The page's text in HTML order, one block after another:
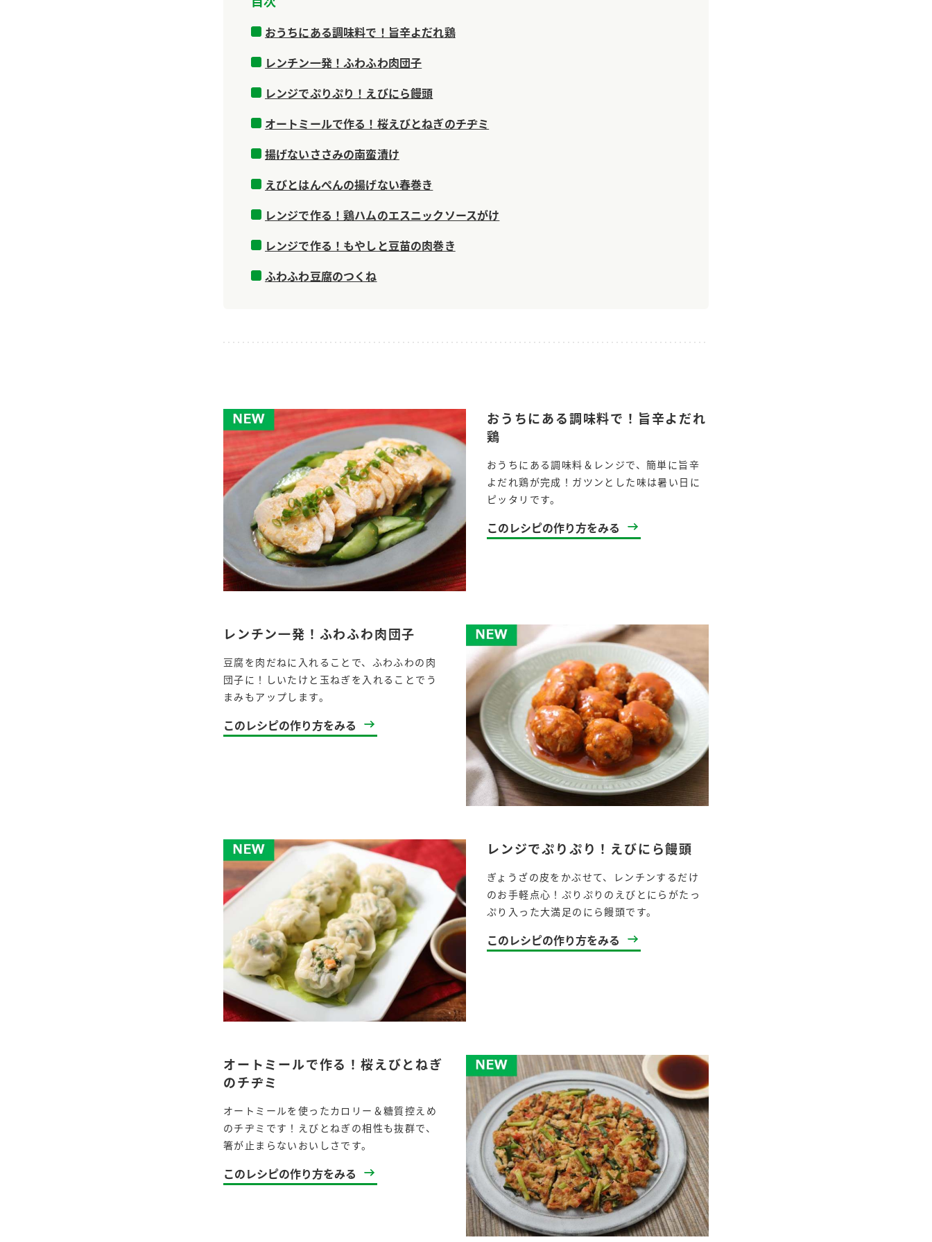
おうちにある調味料で！旨辛よだれ鶏
レンチン一発！ふわふわ肉団子
レンジでぷりぷり！えびにら饅頭
オートミールで作る！桜えびとねぎのチヂミ
揚げないささみの南蛮漬け
えびとはんぺんの揚げない春巻き
レンジで作る！鶏ハムのエスニックソースがけ
レンジで作る！もやしと豆苗の肉巻き
ふわふわ豆腐のつくね
おうちにある調味料で！旨辛よだれ
鶏
おうちにある調味料＆レンジで、簡単に旨辛
よだれ鶏が完成！ガツンとした味は暑い日に
ピッタリです。
このレシピの作り方をみる
レンチン一発！ふわふわ肉団子
豆腐を肉だねに入れることで、ふわふわの肉
団子に！しいたけと玉ねぎを入れることでう
まみもアップします。
このレシピの作り方をみる
レンジでぷりぷり！えびにら饅頭
ぎょうざの皮をかぶせて、レンチンするだけ
のお手軽点心！ぷりぷりのえびとにらがたっ
ぷり入った大満足のにら饅頭です。
このレシピの作り方をみる
オートミールで作る！桜えびとねぎ
のチヂミ
オートミールを使ったカロリー＆糖質控えめ
のチヂミです！えびとねぎの相性も抜群で、
箸が止まらないおいしさです。
このレシピの作り方をみる